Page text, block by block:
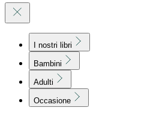
I nostri libri
Bambini
Adulti
Occasione